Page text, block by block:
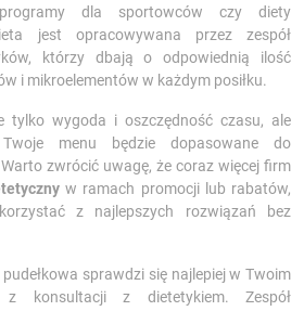
dla sportowców czy diety
jest opracowywana przez zespół
którzy dbają o odpowiednią ilość
i mikroelementów w każdym posiłku.
tylko wygoda i oszczędność czasu, ale
menu będzie dopasowane do
zwrócić uwagę, że coraz więcej firm
w ramach promocji lub rabatów,
z najlepszych rozwiązań bez
sprawdzi się najlepiej w Twoim
z konsultacji z dietetykiem. Zespół